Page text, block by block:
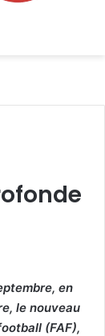
en
le nouveau
(FAF),